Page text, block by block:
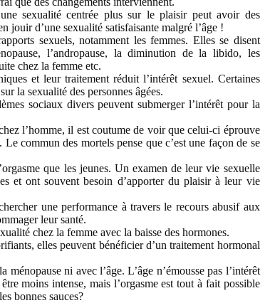
sexualité centrée plus sur le plaisir peut avoir des
jouir d’une sexualité satisfaisante malgré l’âge !
sexuels, notamment les femmes. Elles se disent
l’andropause, la diminution de la libido, les
chez la femme etc.
et leur traitement réduit l’intérêt sexuel. Certaines
la sexualité des personnes âgées.
sociaux divers peuvent submerger l’intérêt pour la
l’homme, il est coutume de voir que celui-ci éprouve
commun des mortels pense que c’est une façon de se
que les jeunes. Un examen de leur vie sexuelle
et ont souvent besoin d’apporter du plaisir à leur vie
une performance à travers le recours abusif aux
leur santé.
chez la femme avec la baisse des hormones.
elles peuvent bénéficier d’un traitement hormonal
ni avec l’âge. L’âge n’émousse pas l’intérêt
moins intense, mais l’orgasme est tout à fait possible
bonnes sauces?